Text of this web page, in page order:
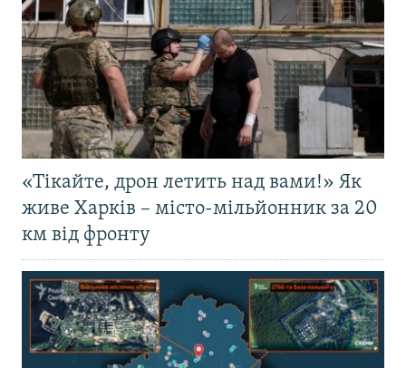
«Тікайте, дрон летить над вами!» Як
живе Харків – місто-мільйонник за 20
км від фронту